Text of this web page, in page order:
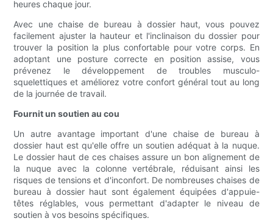
heures chaque jour.
Avec une chaise de bureau à dossier haut, vous pouvez
facilement ajuster la hauteur et l'inclinaison du dossier pour
trouver la position la plus confortable pour votre corps. En
adoptant une posture correcte en position assise, vous
prévenez le développement de troubles musculo-
squelettiques et améliorez votre confort général tout au long
de la journée de travail.
Fournit un soutien au cou
Un autre avantage important d'une chaise de bureau à
dossier haut est qu'elle offre un soutien adéquat à la nuque.
Le dossier haut de ces chaises assure un bon alignement de
la nuque avec la colonne vertébrale, réduisant ainsi les
risques de tensions et d'inconfort. De nombreuses chaises de
bureau à dossier haut sont également équipées d'appuie-
têtes réglables, vous permettant d'adapter le niveau de
soutien à vos besoins spécifiques.